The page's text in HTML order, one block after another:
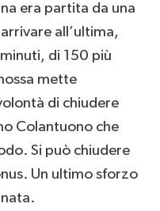
era partita da una
all’ultima,
di 150 più
mette
di chiudere
Colantuono che
Si può chiudere
Un ultimo sforzo